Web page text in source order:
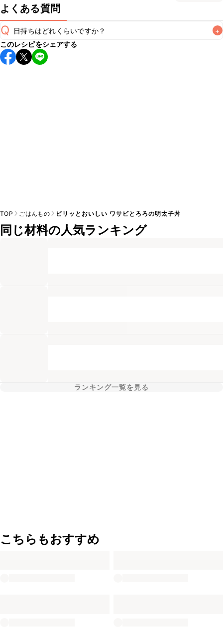
よくある質問
Q 日持ちはどれくらいですか？ +
こちらのレシピは出来たてをお召し上がりいただくことをお
すすめします。
このレシピをシェアする
TOP ごはんもの ピリッとおいしい ワサビとろろの明太子丼
同じ材料の人気ランキング
ランキング一覧を見る
こちらもおすすめ